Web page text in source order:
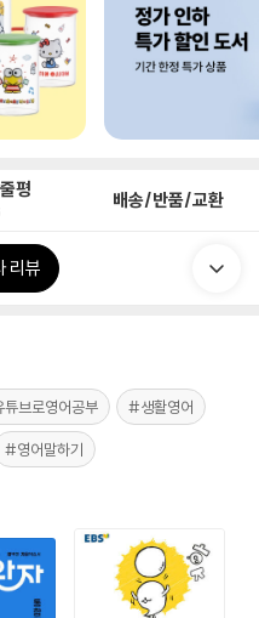
평 배송/반품/교환
리뷰
브로영어공부 #생활영어
#영어말하기